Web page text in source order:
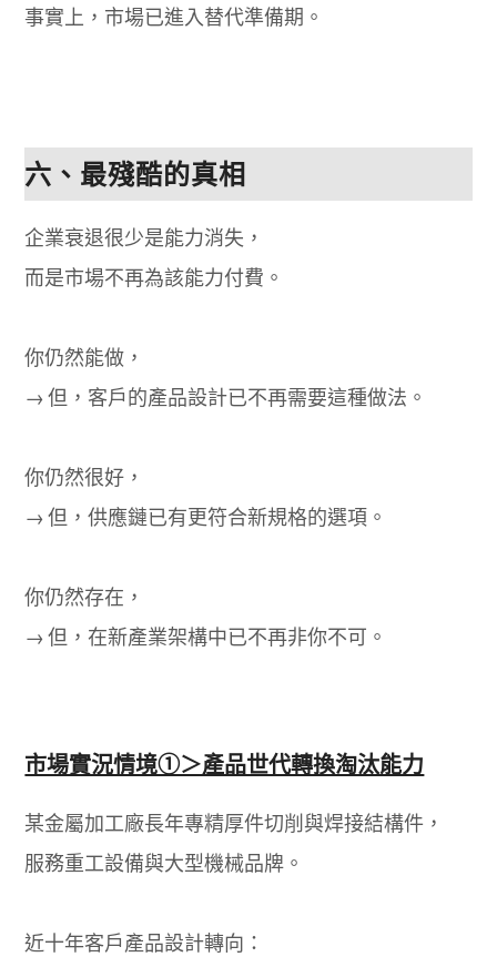
事實上，市場已進入替代準備期。
六、最殘酷的真相
企業衰退很少是能力消失，
而是市場不再為該能力付費。
你仍然能做，
→ 但，客戶的產品設計已不再需要這種做法。
你仍然很好，
→ 但，供應鏈已有更符合新規格的選項。
你仍然存在，
→ 但，在新產業架構中已不再非你不可。
市場實況情境①＞產品世代轉換淘汰能力
某金屬加工廠長年專精厚件切削與焊接結構件，
服務重工設備與大型機械品牌。
近十年客戶產品設計轉向：